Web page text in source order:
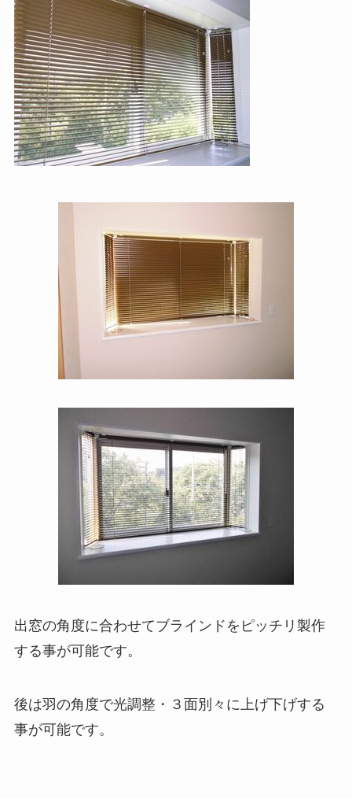
出窓の角度に合わせてブラインドをピッチリ製作
する事が可能です。
後は羽の角度で光調整・３面別々に上げ下げする
事が可能です。